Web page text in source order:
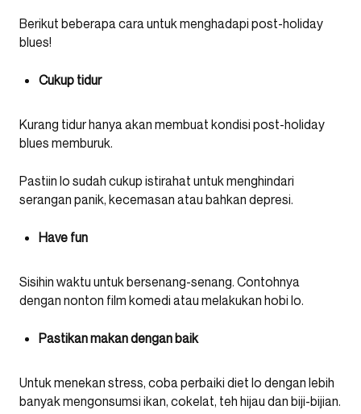
Berikut beberapa cara untuk menghadapi post-holiday
blues!
Cukup tidur
Kurang tidur hanya akan membuat kondisi post-holiday
blues memburuk.
Pastiin lo sudah cukup istirahat untuk menghindari
serangan panik, kecemasan atau bahkan depresi.
Have fun
Sisihin waktu untuk bersenang-senang. Contohnya
dengan nonton film komedi atau melakukan hobi lo.
Pastikan makan dengan baik
Untuk menekan stress, coba perbaiki diet lo dengan lebih
banyak mengonsumsi ikan, cokelat, teh hijau dan biji-bijian.